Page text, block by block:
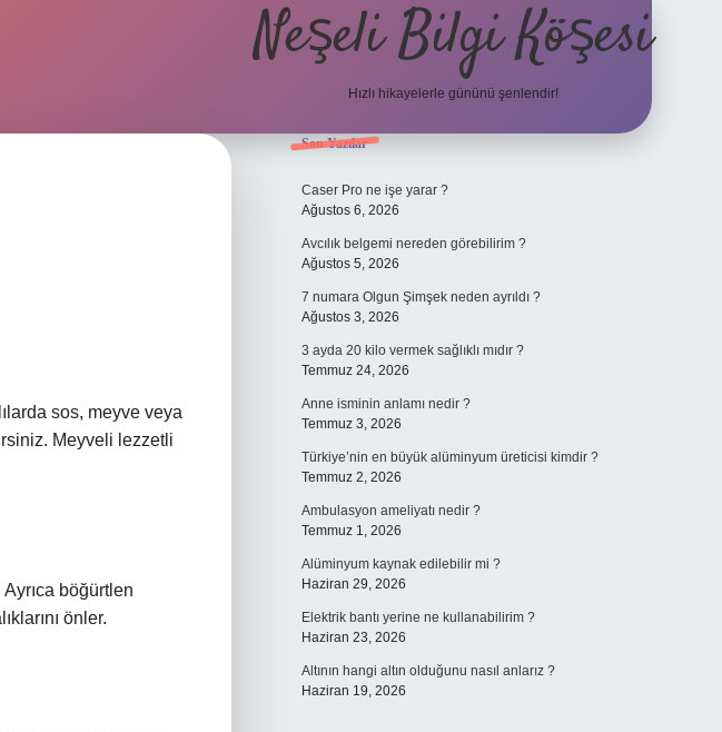
Neşeli Bilgi Köşesi
Hızlı hikayelerle gününü şenlendir!
sos, meyve veya
Meyveli lezzetli
böğürtlen
önler.
Sidebar
Son Yazılar
Caser Pro ne işe yarar ?
Ağustos 6, 2026
Avcılık belgemi nereden görebilirim ?
Ağustos 5, 2026
7 numara Olgun Şimşek neden ayrıldı ?
Ağustos 3, 2026
3 ayda 20 kilo vermek sağlıklı mıdır ?
Temmuz 24, 2026
Anne isminin anlamı nedir ?
Temmuz 3, 2026
Türkiye’nin en büyük alüminyum üreticisi kimdir ?
Temmuz 2, 2026
Ambulasyon ameliyatı nedir ?
Temmuz 1, 2026
Alüminyum kaynak edilebilir mi ?
Haziran 29, 2026
Elektrik bantı yerine ne kullanabilirim ?
Haziran 23, 2026
Altının hangi altın olduğunu nasıl anlarız ?
Haziran 19, 2026